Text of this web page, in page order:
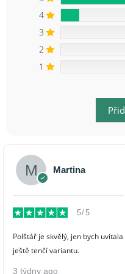
4
3
2
1
Martina
5/5
Polštář je skvělý, jen bych uvítala
ještě tenčí variantu.
3 týdny ago